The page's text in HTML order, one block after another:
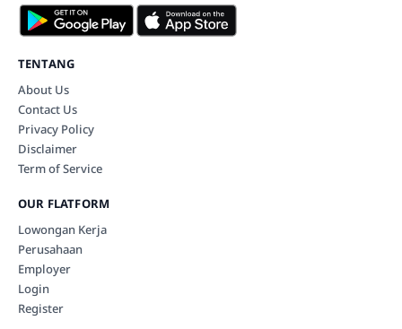
TENTANG
About Us
Contact Us
Privacy Policy
Disclaimer
Term of Service
OUR FLATFORM
Lowongan Kerja
Perusahaan
Employer
Login
Register